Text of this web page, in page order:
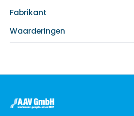
Fabrikant
Waarderingen